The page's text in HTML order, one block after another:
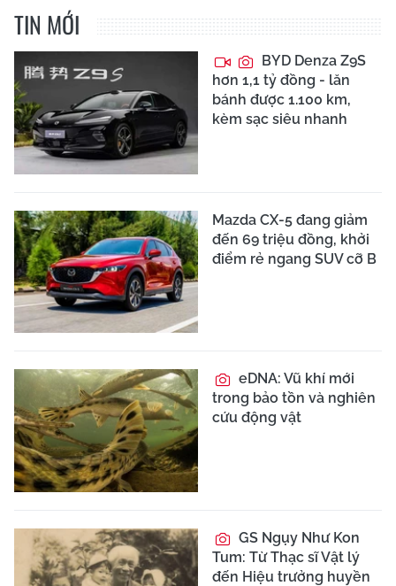
TIN MỚI
BYD Denza Z9S
hơn 1,1 tỷ đồng - lăn
bánh được 1.100 km,
kèm sạc siêu nhanh
Mazda CX-5 đang giảm
đến 69 triệu đồng, khởi
điểm rẻ ngang SUV cỡ B
eDNA: Vũ khí mới
trong bảo tồn và nghiên
cứu động vật
GS Ngụy Như Kon
Tum: Từ Thạc sĩ Vật lý
đến Hiệu trưởng huyền